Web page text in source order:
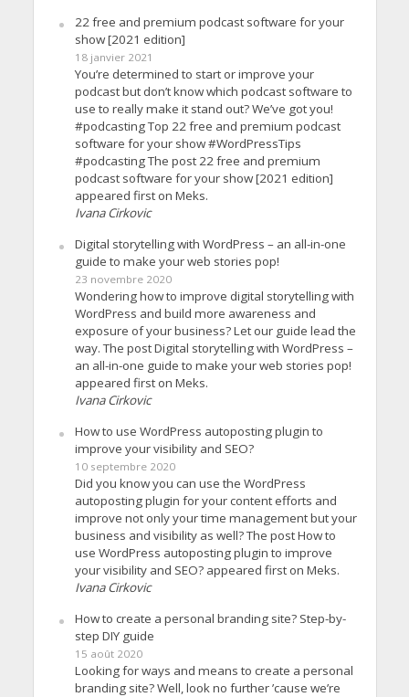
22 free and premium podcast software for your
show [2021 edition]
18 janvier 2021
You’re determined to start or improve your
podcast but don’t know which podcast software to
use to really make it stand out? We’ve got you!
#podcasting Top 22 free and premium podcast
software for your show #WordPressTips
#podcasting The post 22 free and premium
podcast software for your show [2021 edition]
appeared first on Meks.
Ivana Cirkovic
Digital storytelling with WordPress – an all-in-one
guide to make your web stories pop!
23 novembre 2020
Wondering how to improve digital storytelling with
WordPress and build more awareness and
exposure of your business? Let our guide lead the
way. The post Digital storytelling with WordPress –
an all-in-one guide to make your web stories pop!
appeared first on Meks.
Ivana Cirkovic
How to use WordPress autoposting plugin to
improve your visibility and SEO?
10 septembre 2020
Did you know you can use the WordPress
autoposting plugin for your content efforts and
improve not only your time management but your
business and visibility as well? The post How to
use WordPress autoposting plugin to improve
your visibility and SEO? appeared first on Meks.
Ivana Cirkovic
How to create a personal branding site? Step-by-
step DIY guide
15 août 2020
Looking for ways and means to create a personal
branding site? Well, look no further ’cause we’re